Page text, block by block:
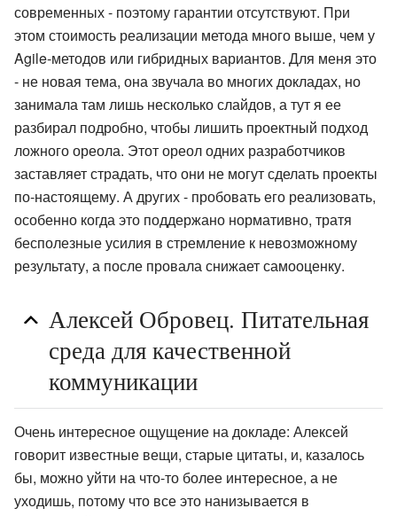
современных - поэтому гарантии отсутствуют. При
этом стоимость реализации метода много выше, чем у
Agile-методов или гибридных вариантов. Для меня это
- не новая тема, она звучала во многих докладах, но
занимала там лишь несколько слайдов, а тут я ее
разбирал подробно, чтобы лишить проектный подход
ложного ореола. Этот ореол одних разработчиков
заставляет страдать, что они не могут сделать проекты
по-настоящему. А других - пробовать его реализовать,
особенно когда это поддержано нормативно, тратя
бесполезные усилия в стремление к невозможному
результату, а после провала снижает самооценку.
Алексей Обровец. Питательная
среда для качественной
коммуникации
Очень интересное ощущение на докладе: Алексей
говорит известные вещи, старые цитаты, и, казалось
бы, можно уйти на что-то более интересное, а не
уходишь, потому что все это нанизывается в